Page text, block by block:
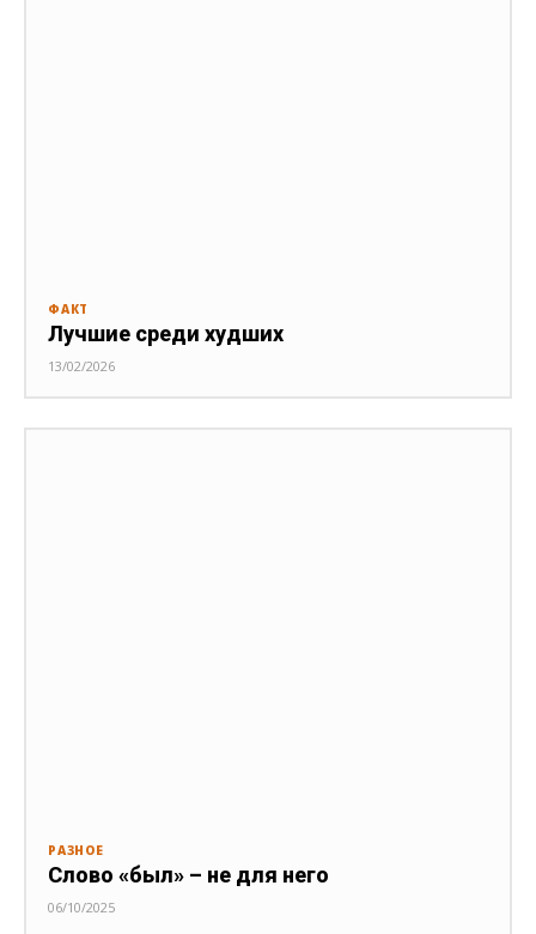
ФАКТ
Лучшие среди худших
13/02/2026
РАЗНОЕ
Слово «был» – не для него
06/10/2025